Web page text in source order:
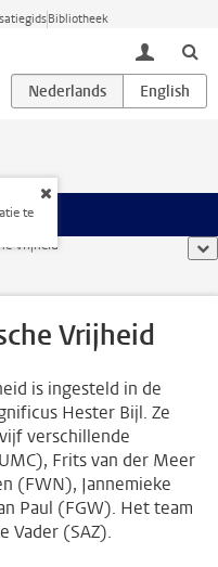
Bibliotheek
toggle
te
Vrijheid
Vrijheid
is ingesteld in de
Hester Bijl. Ze
verschillende
Frits van der Meer
(FWN), Jannemieke
Paul (FGW). Het team
Vader (SAZ).